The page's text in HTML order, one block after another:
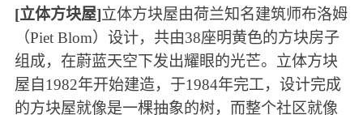
[立体方块屋]立体方块屋由荷兰知名建筑师布洛姆
（Piet Blom）设计，共由38座明黄色的方块房子
组成，在蔚蓝天空下发出耀眼的光芒。立体方块
屋自1982年开始建造，于1984年完工，设计完成
的方块屋就像是一棵抽象的树，而整个社区就像